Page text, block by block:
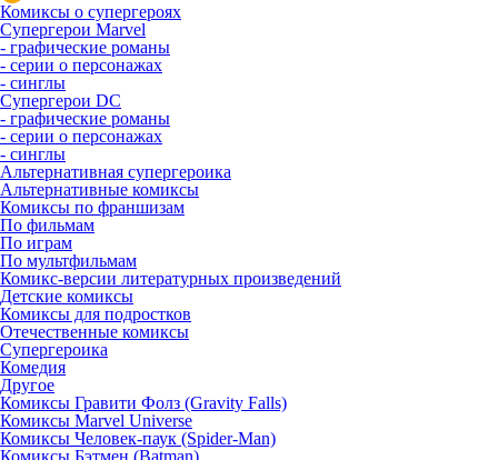
Комиксы о супергероях
Супергерои Marvel
- графические романы
- серии о персонажах
- синглы
Супергерои DC
- графические романы
- серии о персонажах
- синглы
Альтернативная супергероика
Альтернативные комиксы
Комиксы по франшизам
По фильмам
По играм
По мультфильмам
Комикс-версии литературных произведений
Детские комиксы
Комиксы для подростков
Отечественные комиксы
Супергероика
Комедия
Другое
Комиксы Гравити Фолз (Gravity Falls)
Комиксы Marvel Universe
Комиксы Человек-паук (Spider-Man)
Комиксы Бэтмен (Batman)